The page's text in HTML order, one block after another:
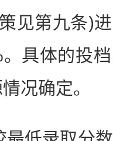
见第九条)
具体的投
况确定。